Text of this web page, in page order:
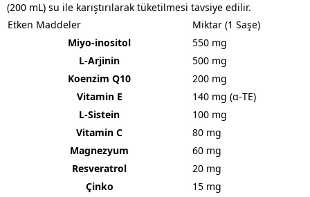
(200 mL) su ile karıştırılarak tüketilmesi tavsiye edilir.
Etken Maddeler
Miktar (1 Saşe)
Miyo-inositol
550 mg
L-Arjinin
500 mg
Koenzim Q10
200 mg
Vitamin E
140 mg (α-TE)
L-Sistein
100 mg
Vitamin C
80 mg
Magnezyum
60 mg
Resveratrol
20 mg
Çinko
15 mg